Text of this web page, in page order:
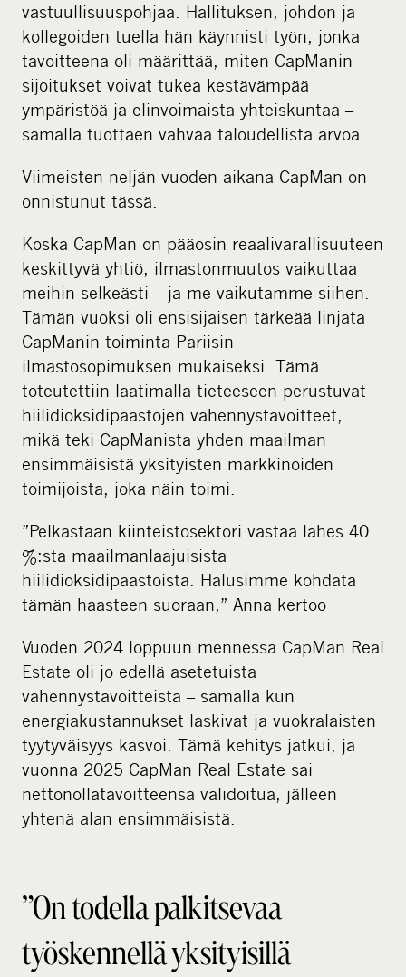
vastuullisuuspohjaa. Hallituksen, johdon ja
kollegoiden tuella hän käynnisti työn, jonka
tavoitteena oli määrittää, miten CapManin
sijoitukset voivat tukea kestävämpää
ympäristöä ja elinvoimaista yhteiskuntaa –
samalla tuottaen vahvaa taloudellista arvoa.
Viimeisten neljän vuoden aikana CapMan on
onnistunut tässä.
Koska CapMan on pääosin reaalivarallisuuteen
keskittyvä yhtiö, ilmastonmuutos vaikuttaa
meihin selkeästi – ja me vaikutamme siihen.
Tämän vuoksi oli ensisijaisen tärkeää linjata
CapManin toiminta Pariisin
ilmastosopimuksen mukaiseksi. Tämä
toteutettiin laatimalla tieteeseen perustuvat
hiilidioksidipäästöjen vähennystavoitteet,
mikä teki CapManista yhden maailman
ensimmäisistä yksityisten markkinoiden
toimijoista, joka näin toimi.
”Pelkästään kiinteistösektori vastaa lähes 40
%:sta maailmanlaajuisista
hiilidioksidipäästöistä. Halusimme kohdata
tämän haasteen suoraan,” Anna kertoo
Vuoden 2024 loppuun mennessä CapMan Real
Estate oli jo edellä asetetuista
vähennystavoitteista – samalla kun
energiakustannukset laskivat ja vuokralaisten
tyytyväisyys kasvoi. Tämä kehitys jatkui, ja
vuonna 2025 CapMan Real Estate sai
nettonollatavoitteensa validoitua, jälleen
yhtenä alan ensimmäisistä.
”On todella palkitsevaa
työskennellä yksityisillä